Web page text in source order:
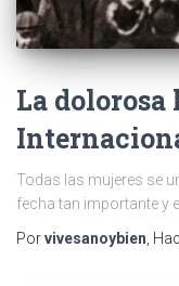
La
Todas las mujeres se
fecha tan importante y
Porvivesanoybien ,